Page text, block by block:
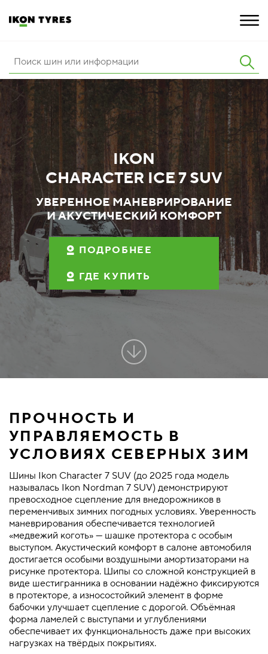
ШИНЫ
ИННОВАЦИИ
РАСШИРЕННАЯ ГАРАНТИЯ
О КОМПАНИИ
ПОКУПКА И АКЦИИ
IKON
CHARACTER ICE 7 SUV
УВЕРЕННОЕ МАНЕВРИРОВАНИЕ
И АКУСТИЧЕСКИЙ КОМФОРТ
ПОДРОБНЕЕ
ГДЕ КУПИТЬ
ПРОЧНОСТЬ И
УПРАВЛЯЕМОСТЬ В
УСЛОВИЯХ СЕВЕРНЫХ ЗИМ
Шины Ikon Character 7 SUV (до 2025 года модель
называлась Ikon Nordman 7 SUV) демонстрируют
превосходное сцепление для внедорожников в
переменчивых зимних погодных условиях. Уверенность
маневрирования обеспечивается технологией
«медвежий коготь» — шашке протектора с особым
выступом. Акустический комфорт в салоне автомобиля
достигается особыми воздушными амортизаторами на
рисунке протектора. Шипы со сложной конструкцией в
виде шестигранника в основании надёжно фиксируются
в протекторе, а износостойкий элемент в форме
бабочки улучшает сцепление с дорогой. Объёмная
форма ламелей с выступами и углублениями
обеспечивает их функциональность даже при высоких
нагрузках на твёрдых покрытиях.